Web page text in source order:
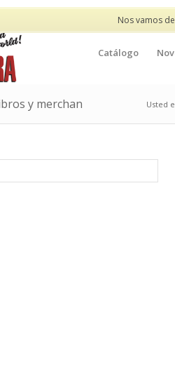
Nos vamos
Catálogo
y merchan Usted